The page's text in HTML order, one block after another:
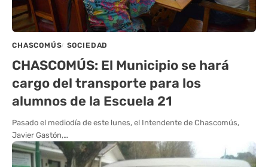
CHASCOMÚS SOCIEDAD
CHASCOMÚS: El Municipio se hará
cargo del transporte para los
alumnos de la Escuela 21
Pasado el mediodía de este lunes, el Intendente de Chascomús,
Javier Gastón,…